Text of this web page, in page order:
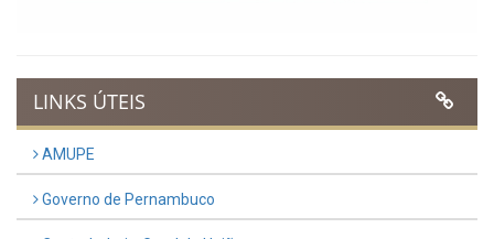
LINKS ÚTEIS
AMUPE
Governo de Pernambuco